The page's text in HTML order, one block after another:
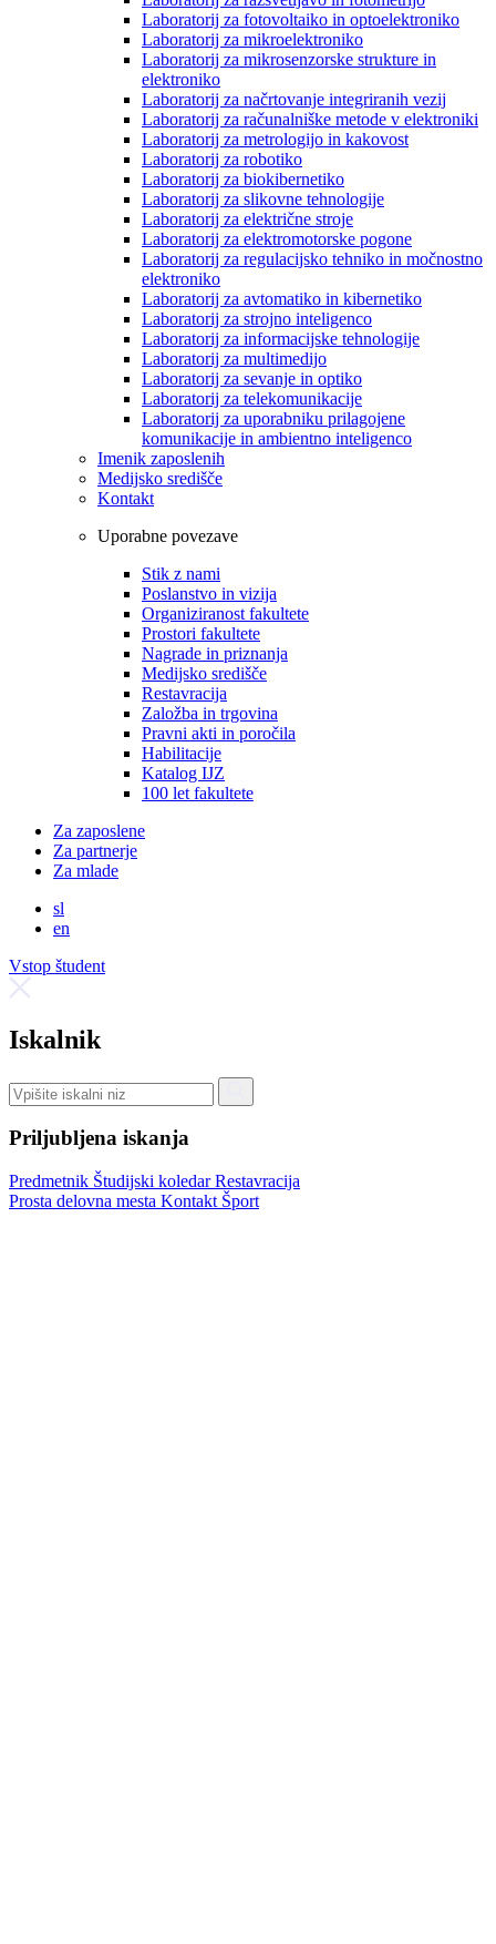
Laboratorij za fotovoltaiko in optoelektroniko
Laboratorij za mikroelektroniko
Laboratorij za mikrosenzorske strukture in
elektroniko
Laboratorij za načrtovanje integriranih vezij
Laboratorij za računalniške metode v elektroniki
Laboratorij za metrologijo in kakovost
Laboratorij za robotiko
Laboratorij za biokibernetiko
Laboratorij za slikovne tehnologije
Laboratorij za električne stroje
Laboratorij za elektromotorske pogone
Laboratorij za regulacijsko tehniko in močnostno
elektroniko
Laboratorij za avtomatiko in kibernetiko
Laboratorij za strojno inteligenco
Laboratorij za informacijske tehnologije
Laboratorij za multimedijo
Laboratorij za sevanje in optiko
Laboratorij za telekomunikacije
Laboratorij za uporabniku prilagojene
komunikacije in ambientno inteligenco
Imenik zaposlenih
Medijsko središče
Kontakt
Uporabne povezave
Stik z nami
Poslanstvo in vizija
Organiziranost fakultete
Prostori fakultete
Nagrade in priznanja
Medijsko središče
Restavracija
Založba in trgovina
Pravni akti in poročila
Habilitacije
Katalog IJZ
100 let fakultete
Za zaposlene
Za partnerje
Za mlade
sl
en
Vstop študent
Iskalnik
Priljubljena iskanja
Predmetnik Študijski koledarRestavracija
Prosta delovna mesta Kontakt Šport